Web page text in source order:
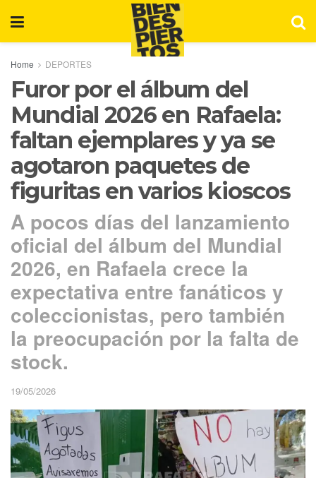
Home DEPORTES
Furor por el álbum del
Mundial 2026 en Rafaela:
faltan ejemplares y ya se
agotaron paquetes de
figuritas en varios kioscos
A pocos días del lanzamiento
oficial del álbum del Mundial
2026, en Rafaela crece la
expectativa entre fanáticos y
coleccionistas, pero también
la preocupación por la falta de
stock.
19/05/2026